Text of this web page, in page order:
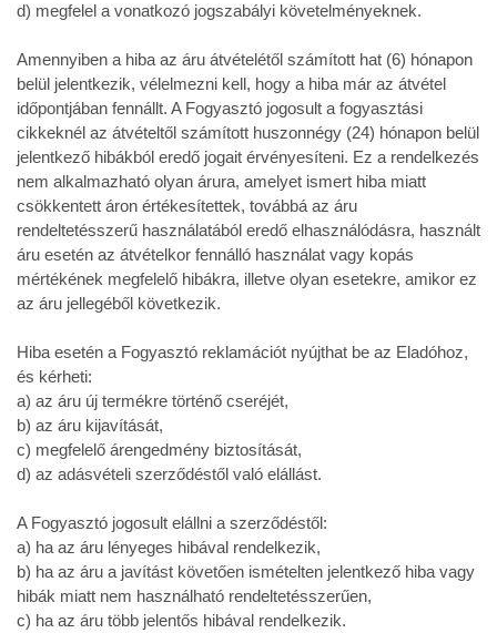
d) megfelel a vonatkozó jogszabályi követelményeknek.
Amennyiben a hiba az áru átvételétől számított hat (6) hónapon
belül jelentkezik, vélelmezni kell, hogy a hiba már az átvétel
időpontjában fennállt. A Fogyasztó jogosult a fogyasztási
cikkeknél az átvételtől számított huszonnégy (24) hónapon belül
jelentkező hibákból eredő jogait érvényesíteni. Ez a rendelkezés
nem alkalmazható olyan árura, amelyet ismert hiba miatt
csökkentett áron értékesítettek, továbbá az áru
rendeltetésszerű használatából eredő elhasználódásra, használt
áru esetén az átvételkor fennálló használat vagy kopás
mértékének megfelelő hibákra, illetve olyan esetekre, amikor ez
az áru jellegéből következik.
Hiba esetén a Fogyasztó reklamációt nyújthat be az Eladóhoz,
és kérheti:
a) az áru új termékre történő cseréjét,
b) az áru kijavítását,
c) megfelelő árengedmény biztosítását,
d) az adásvételi szerződéstől való elállást.
A Fogyasztó jogosult elállni a szerződéstől:
a) ha az áru lényeges hibával rendelkezik,
b) ha az áru a javítást követően ismételten jelentkező hiba vagy
hibák miatt nem használható rendeltetésszerűen,
c) ha az áru több jelentős hibával rendelkezik.